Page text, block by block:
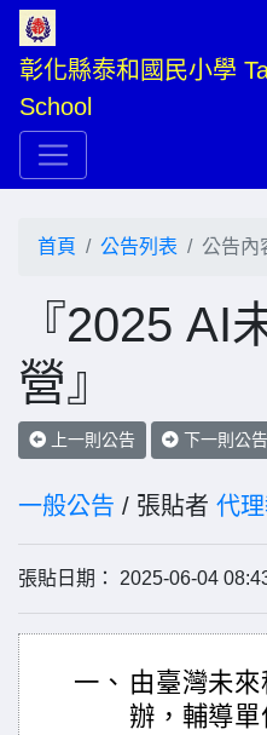
彰化縣泰和國民小學
School
首頁 公告列表 公告內
『2025 AI
營』
上一則公告 下一則公告
一般公告 / 張貼者 代
張貼日期： 2025-06-04
一、 由臺灣未
辦，輔導